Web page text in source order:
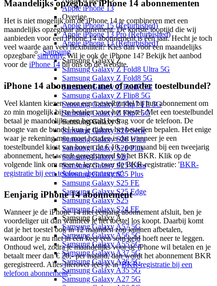
Apple iPhone 13
Overige
Apple iPhone 15 (Refurbished)
Apple iPhone 13 Pro (Refurbished)
Apple iPhone 13 (Refurbished)
Samsung
Samsung Galaxy Z
Samsung Galaxy Z Fold8 Ultra 5G
Samsung Galaxy Z Fold8 5G
Samsung Galaxy Z Fold7 5G
Samsung Galaxy Z Flip8 5G
Samsung Galaxy Z Flip7 FE 5G
Samsung Galaxy Z Flip7 5G
Samsung Galaxy S
Samsung Galaxy S26 Serie
Samsung Galaxy S26 Ultra
Samsung Galaxy S26 Plus
Samsung Galaxy S26
Samsung Galaxy S25 Ultra
Samsung Galaxy S25 Plus
Samsung Galaxy S25 FE
Samsung Galaxy S25 Edge
Samsung Galaxy S25
Samsung Galaxy S24 FE
Samsung Galaxy A
Samsung Galaxy A57 5G
Samsung Galaxy A56 5G
Samsung Galaxy A55 5G
Samsung Galaxy A37 5G
Samsung Galaxy A36 5G
Samsung Galaxy A35 5G
Samsung Galaxy A27 5G
Maandelijks opzegbare iPhone 14 abonnementen
Het is niet mogelijk om de iPhone 14 te combineren met een
maandelijks opzegbaar abonnement. De kortste looptijd die wij
aanbieden voor een iPhone 14 abonnement is één jaar. Hecht je toch
veel waarde aan veel flexibiliteit? Kies dan voor een maandelijks
opzegbaresim only. Wil je ook de iPhone 14? Bekijk het aanbod
voor de iPhone 14 bij ons op de website.
iPhone 14 abonnement met of zonder toestelbundel?
Veel klanten kiezen voor een toestelbundel bij hun abonnement om
zo min mogelijk bij te betalen voor het toestel. Met een toestelbundel
betaal je maandelijks een bepaald bedrag voor de telefoon. De
hoogte van de bundel kun je tijdens het bestellen bepalen. Het enige
waar je rekening mee moet houden is dat wanneer je een
toestelbundel kiest van boven de € 10,- per maand bij een tweejarig
abonnement, het wordt geregistreerd bij het BKR. Klik op de
volgende link om meer te lezen over de BKR-registratie: 'BKR-
registratie bij een telefoon abonnement'.
Eenjarig iPhone 14 abonnement
Wanneer je de iPhone 14 met eenjarig abonnement afsluit, ben je
voordeliger uit dan wanneer je het toestel los koopt. Daarbij komt
dat je het toestel ook in 12 maanden zou kunnen afbetalen,
waardoor je nu niet in één keer een som geld hoeft neer te leggen.
Onthoud wel, zodra je maandelijks voor de iPhone wil betalen en je
betaalt meer dan € 20,- per maand, dan wordt het abonnement BKR
geregistreerd. Alles hierover lees je in 'BKR-registratie bij een
telefoon abonnement'.